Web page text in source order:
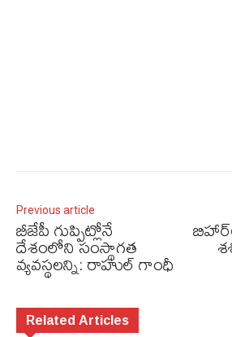
Previous article
బీజేపీ గుప్పిట్లోనే
దేశంలోని సంస్థాగత
వ్యవస్థలన్ని: రాహుల్ గాంధీ
Related Articles